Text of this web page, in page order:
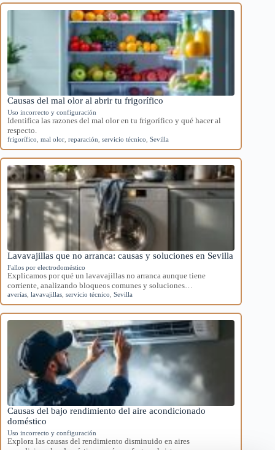
Causas del mal olor al abrir tu frigorífico
Uso incorrecto y configuración
Identifica las razones del mal olor en tu frigorífico y qué hacer al
respecto.
frigorífico mal olor reparación servicio técnico Sevilla
Lavavajillas que no arranca: causas y soluciones en Sevilla
Fallos por electrodoméstico
Explicamos por qué un lavavajillas no arranca aunque tiene
corriente, analizando bloqueos comunes y soluciones…
averías lavavajillas servicio técnico Sevilla
Causas del bajo rendimiento del aire acondicionado
doméstico
Uso incorrecto y configuración
Explora las causas del rendimiento disminuido en aires